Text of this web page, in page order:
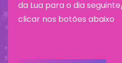
da Lua para o dia
clicar nos botões abaixo